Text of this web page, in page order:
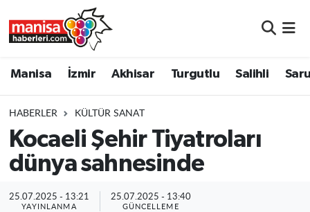
Manisa İzmir Akhisar Turgutlu Salihli
HABERLER KÜLTÜR SANAT
Kocaeli Şehir Tiyatroları
dünya sahnesinde
25.07.2025 - 13:21
YAYINLANMA
25.07.2025 - 13:40
GÜNCELLEME
Turgutlu
Salihli
Manisa Nöbetçi Eczaneler
Manisa Trafik Yoğunluk Haritası
Süper Lig Puan Durumu ve Fikstür